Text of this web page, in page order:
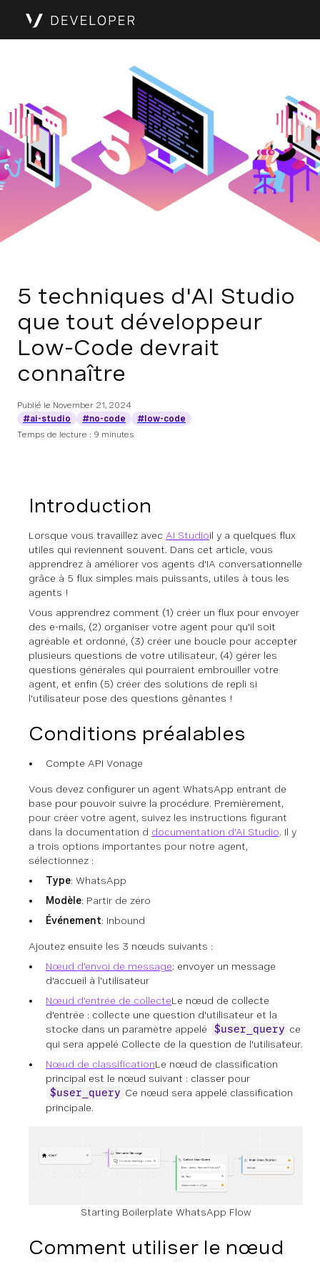
5 techniques d'AI Studio
que tout développeur
Low-Code devrait
connaître
Publié le November 21, 2024
#ai-studio
#no-code
#low-code
Temps de lecture : 9 minutes
Introduction
Lorsque vous travaillez avec AI Studioil y a quelques flux
utiles qui reviennent souvent. Dans cet article, vous
apprendrez à améliorer vos agents d'IA conversationnelle
grâce à 5 flux simples mais puissants, utiles à tous les
agents !
Vous apprendrez comment (1) créer un flux pour envoyer
des e-mails, (2) organiser votre agent pour qu'il soit
agréable et ordonné, (3) créer une boucle pour accepter
plusieurs questions de votre utilisateur, (4) gérer les
questions générales qui pourraient embrouiller votre
agent, et enfin (5) créer des solutions de repli si
l'utilisateur pose des questions gênantes !
Conditions préalables
Compte API Vonage
Vous devez configurer un agent WhatsApp entrant de
base pour pouvoir suivre la procédure. Premièrement,
pour créer votre agent, suivez les instructions figurant
dans la documentation d documentation d'AI Studio. Il y
a trois options importantes pour notre agent,
sélectionnez :
Type: WhatsApp
Modèle: Partir de zéro
Événement: Inbound
Ajoutez ensuite les 3 nœuds suivants :
Nœud d'envoi de message: envoyer un message
d'accueil à l'utilisateur
Nœud d'entrée de collecteLe nœud de collecte
d'entrée : collecte une question d'utilisateur et la
stocke dans un paramètre appelé
$user_query ce
qui sera appelé Collecte de la question de l'utilisateur.
Nœud de classificationLe nœud de classification
principal est le nœud suivant : classer pour
$user_query Ce nœud sera appelé classification
principale.
Starting Boilerplate WhatsApp Flow
Comment utiliser le nœud